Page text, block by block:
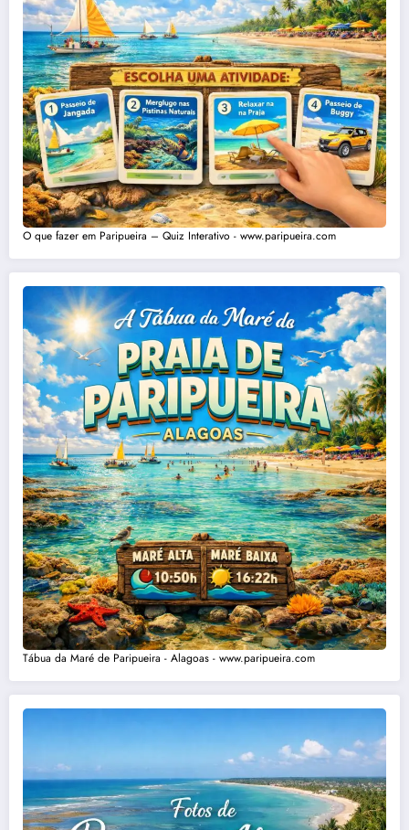
O que fazer em Paripueira – Quiz Interativo - www.paripueira.com
Tábua da Maré de Paripueira - Alagoas - www.paripueira.com